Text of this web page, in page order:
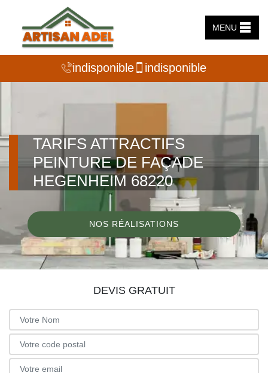
MENU
indisponible indisponible
TARIFS ATTRACTIFS
PEINTURE DE FAÇADE
HEGENHEIM 68220
NOS RÉALISATIONS
DEVIS GRATUIT